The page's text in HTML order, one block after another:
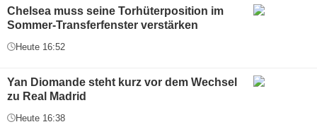
Chelsea muss seine Torhüterposition im
Sommer-Transferfenster verstärken
Heute 16:52
Yan Diomande steht kurz vor dem Wechsel
zu Real Madrid
Heute 16:38